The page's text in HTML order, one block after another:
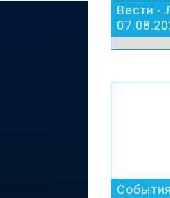
Вести -